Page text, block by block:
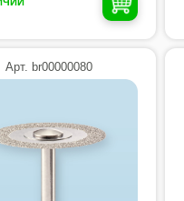
Арт. br00000080